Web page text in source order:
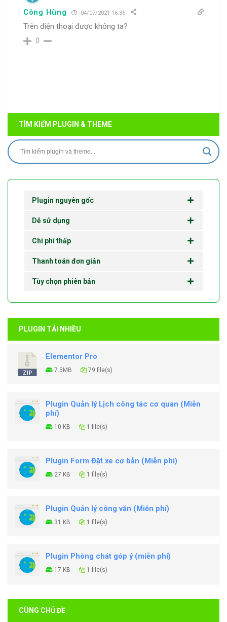
Công Hùng 04/07/2021 16:36
Trên điện thoại được không ta?
0
TÌM KIẾM PLUGIN & THEME
Plugin nguyên gốc
Dễ sử dụng
Chi phí thấp
Thanh toán đơn giản
Tùy chọn phiên bản
PLUGIN TẢI NHIỀU
Elementor Pro
7.5MB 79 file(s)
Plugin Quản lý Lịch công tác cơ quan (Miễn
phí)
10 KB 1 file(s)
Plugin Form Đặt xe cơ bản (Miễn phí)
27 KB 1 file(s)
Plugin Quản lý công văn (Miễn phí)
31 KB 1 file(s)
Plugin Phòng chát góp ý (miễn phí)
17 KB 1 file(s)
CÙNG CHỦ ĐỀ